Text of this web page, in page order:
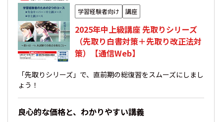
学習経験者向け 講座
2025年中上級講座 先取りシリーズ
（先取り白書対策＋先取り改正法対
策）【通信Web】
「先取りシリーズ」で、直前期の総復習をスムーズにしまし
ょう！
良心的な価格と、わかりやすい講義